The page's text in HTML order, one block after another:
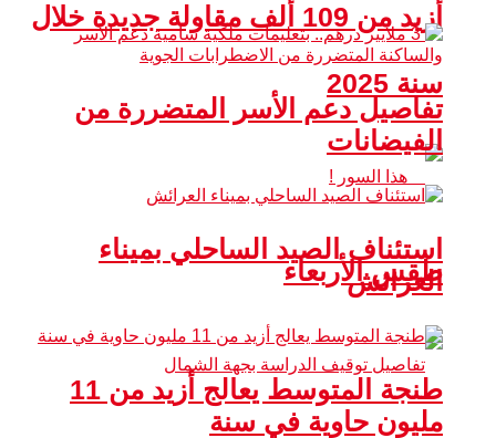
أزيد من 109 ألف مقاولة جديدة خلال
سنة 2025
طقس الأربعاء
تفاصيل دعم الأسر المتضررة من
الفيضانات
استئناف الصيد الساحلي بميناء
العرائش
طنجة المتوسط يعالج أزيد من 11
مليون حاوية في سنة